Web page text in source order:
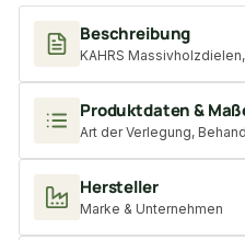
Beschreibung
KAHRS
Produktdaten &
Art der Verlegung,
Hersteller
Marke & Unternehmen